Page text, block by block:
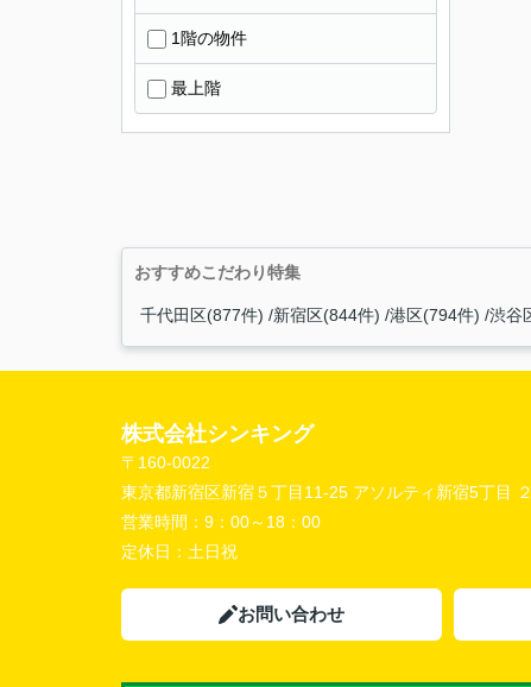
1階の物件
最上階
おすすめこだわり特集
千代田区(877件) 新宿区(844件) 港区(794件) 渋谷
株式会社シンキング
〒160-0022
東京都新宿区新宿５丁目11-25 アソルティ新宿5丁目
営業時間： 9：00～18：00
定休日： 土日祝
お問い合わせ